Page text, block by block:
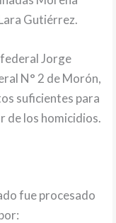
Gutiérrez.
Jorge
N° 2 de Morón,
suficientes para
de los homicidios.
fue procesado